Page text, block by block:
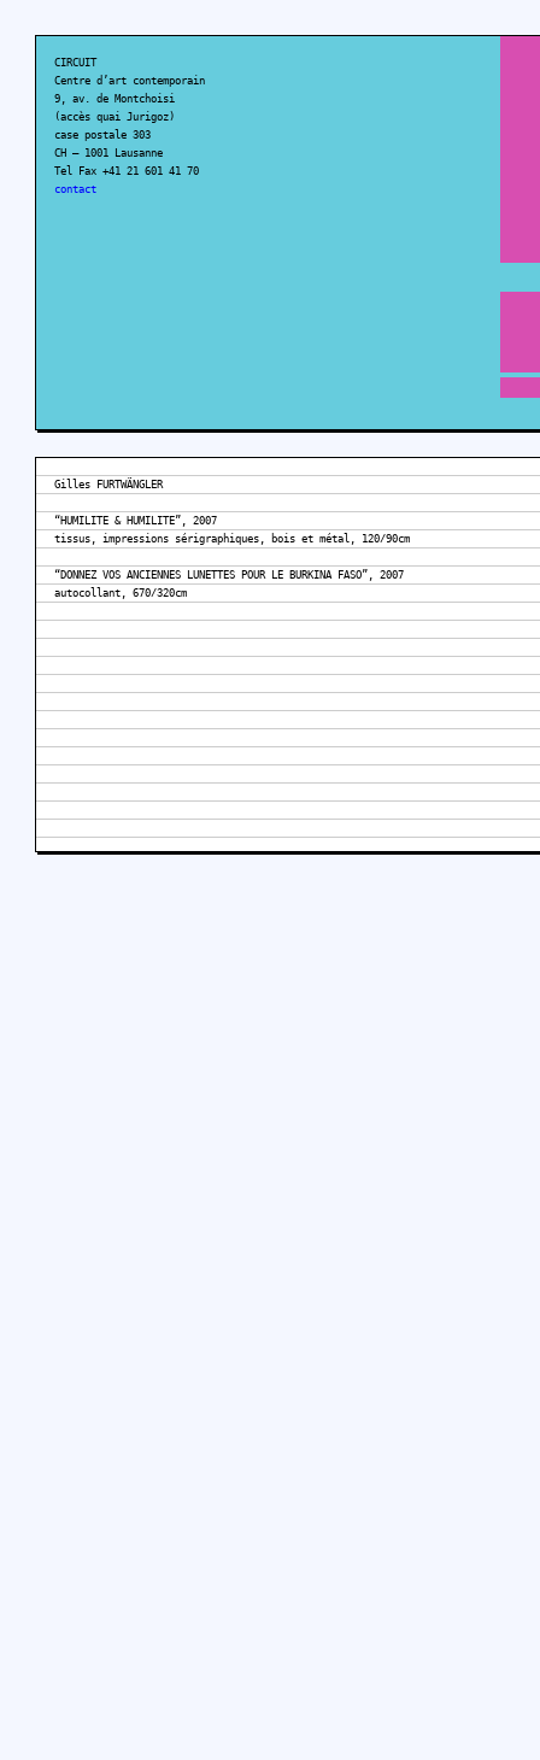
CIRCUIT
Centre d’art contemporain
9, av. de Montchoisi
(accès quai Jurigoz)
case postale 303
CH – 1001 Lausanne
Tel Fax +41 21 601 41 70
contact
Gilles FURTWÄNGLER
“HUMILITE & HUMILITE”, 2007
tissus, impressions sérigraphiques, bois et métal, 120/90cm
“DONNEZ VOS ANCIENNES LUNETTES POUR LE BURKINA FASO”, 2007
autocollant, 670/320cm